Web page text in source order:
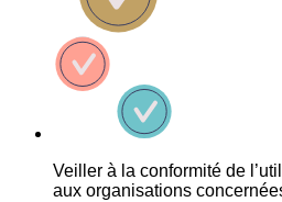
Veiller à la conformité de
aux organisations